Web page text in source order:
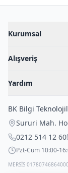
Kurumsal
Blog
İç Giyim Rehberi
Alışveriş
Fantazi İç Giyim
Çocuk İç Giyim
Outlet Fırsatları
Yardım
İade Politikası
Gizli Paketleme
BK Bilgi
Sururi Mah.
0212 514 12 60
Pzt-Cum 10:00-
MERSİS